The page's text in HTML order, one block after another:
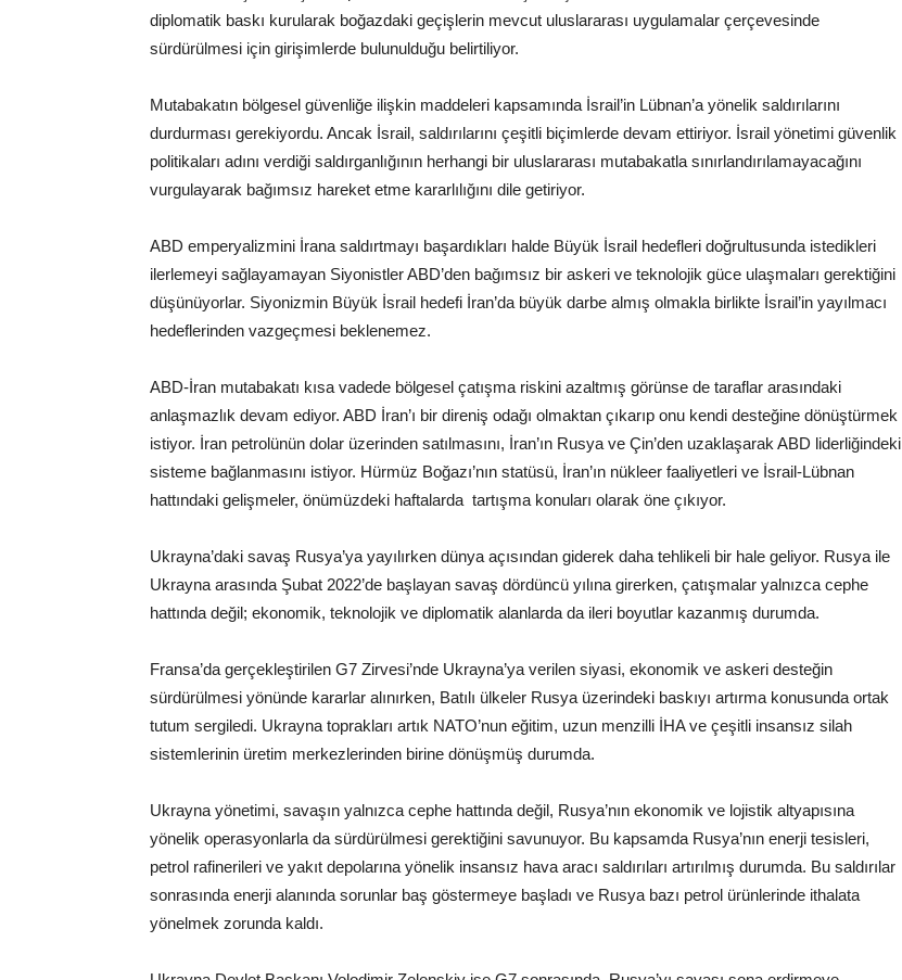
diplomatik baskı kurularak boğazdaki geçişlerin mevcut uluslararası uygulamalar çerçevesinde
sürdürülmesi için girişimlerde bulunulduğu belirtiliyor.
Mutabakatın bölgesel güvenliğe ilişkin maddeleri kapsamında İsrail’in Lübnan’a yönelik saldırılarını
durdurması gerekiyordu. Ancak İsrail, saldırılarını çeşitli biçimlerde devam ettiriyor. İsrail yönetimi güvenlik
politikaları adını verdiği saldırganlığının herhangi bir uluslararası mutabakatla sınırlandırılamayacağını
vurgulayarak bağımsız hareket etme kararlılığını dile getiriyor.
ABD emperyalizmini İrana saldırtmayı başardıkları halde Büyük İsrail hedefleri doğrultusunda istedikleri
ilerlemeyi sağlayamayan Siyonistler ABD’den bağımsız bir askeri ve teknolojik güce ulaşmaları gerektiğini
düşünüyorlar. Siyonizmin Büyük İsrail hedefi İran’da büyük darbe almış olmakla birlikte İsrail’in yayılmacı
hedeflerinden vazgeçmesi beklenemez.
ABD-İran mutabakatı kısa vadede bölgesel çatışma riskini azaltmış görünse de taraflar arasındaki
anlaşmazlık devam ediyor. ABD İran’ı bir direniş odağı olmaktan çıkarıp onu kendi desteğine dönüştürmek
istiyor. İran petrolünün dolar üzerinden satılmasını, İran’ın Rusya ve Çin’den uzaklaşarak ABD liderliğindeki
sisteme bağlanmasını istiyor. Hürmüz Boğazı’nın statüsü, İran’ın nükleer faaliyetleri ve İsrail-Lübnan
hattındaki gelişmeler, önümüzdeki haftalarda tartışma konuları olarak öne çıkıyor.
Ukrayna’daki savaş Rusya’ya yayılırken dünya açısından giderek daha tehlikeli bir hale geliyor. Rusya ile
Ukrayna arasında Şubat 2022’de başlayan savaş dördüncü yılına girerken, çatışmalar yalnızca cephe
hattında değil; ekonomik, teknolojik ve diplomatik alanlarda da ileri boyutlar kazanmış durumda.
Fransa’da gerçekleştirilen G7 Zirvesi’nde Ukrayna’ya verilen siyasi, ekonomik ve askeri desteğin
sürdürülmesi yönünde kararlar alınırken, Batılı ülkeler Rusya üzerindeki baskıyı artırma konusunda ortak
tutum sergiledi. Ukrayna toprakları artık NATO’nun eğitim, uzun menzilli İHA ve çeşitli insansız silah
sistemlerinin üretim merkezlerinden birine dönüşmüş durumda.
Ukrayna yönetimi, savaşın yalnızca cephe hattında değil, Rusya’nın ekonomik ve lojistik altyapısına
yönelik operasyonlarla da sürdürülmesi gerektiğini savunuyor. Bu kapsamda Rusya’nın enerji tesisleri,
petrol rafinerileri ve yakıt depolarına yönelik insansız hava aracı saldırıları artırılmış durumda. Bu saldırılar
sonrasında enerji alanında sorunlar baş göstermeye başladı ve Rusya bazı petrol ürünlerinde ithalata
yönelmek zorunda kaldı.